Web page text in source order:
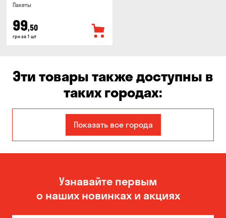
Пакеты
99,50
грн за 1 шт
Эти товары также доступны в
таких городах:
Александровка
Запорожье Каменское
Николаев Одесса
Показать все города
Узнавайте первым
о наших новинках и акциях